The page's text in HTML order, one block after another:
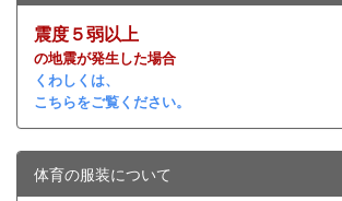
震度５弱以上
の地震が発生した場合
くわしくは、
こちらをご覧ください。
体育の服装について